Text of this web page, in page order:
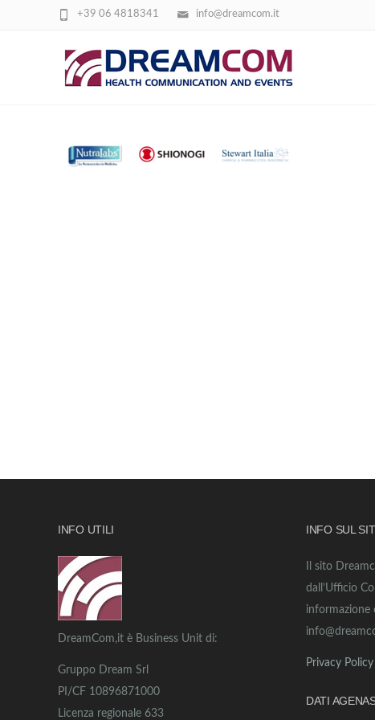
info@dreamcom.it
+39 06 4818341
SCREENSHOT 2026-03-24 101046
INFO UTILI
DreamCom,it è Business Unit di:
Gruppo Dream Srl
PI/CF 10896871000
Licenza regionale 633
INFO SUL
Il sito
dall’Ufficio
informazione
Privacy Policy
DATI